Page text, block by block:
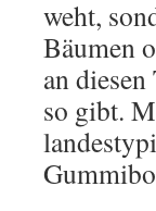
weht,
Bäumen
an
so gibt.